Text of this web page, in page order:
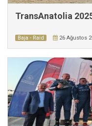
TransAnatolia
Baja - Raid 26 Ağustos